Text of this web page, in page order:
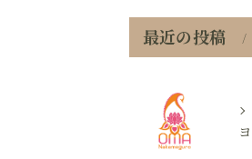
最近の投稿